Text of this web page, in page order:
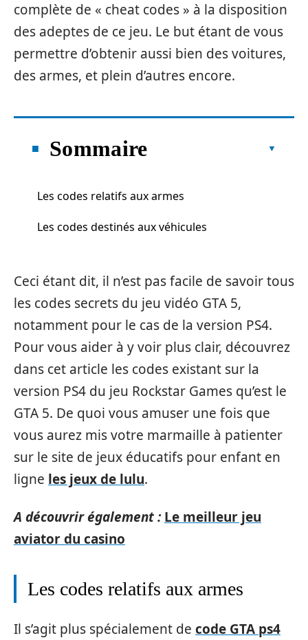
complète de « cheat codes » à la disposition
des adeptes de ce jeu. Le but étant de vous
permettre d’obtenir aussi bien des voitures,
des armes, et plein d’autres encore.
Sommaire
Les codes relatifs aux armes
Les codes destinés aux véhicules
Ceci étant dit, il n’est pas facile de savoir tous
les codes secrets du jeu vidéo GTA 5,
notamment pour le cas de la version PS4.
Pour vous aider à y voir plus clair, découvrez
dans cet article les codes existant sur la
version PS4 du jeu Rockstar Games qu’est le
GTA 5. De quoi vous amuser une fois que
vous aurez mis votre marmaille à patienter
sur le site de jeux éducatifs pour enfant en
ligne les jeux de lulu.
A découvrir également : Le meilleur jeu
aviator du casino
Les codes relatifs aux armes
Il s’agit plus spécialement de code GTA ps4